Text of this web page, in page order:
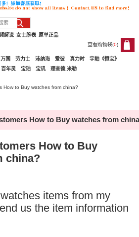
原单正品
女士腕表
解说
查看购物袋(0)
0
万国 劳力士 沛纳海 爱彼 真力时
宇舶《恒宝》
百年灵 宝珀 宝玑 理查德.米勒
How to Buy watches from china?
How to Buy watches from
How to Buy
china?
items from my
us the item information